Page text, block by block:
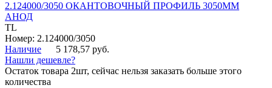
2.124000/3050 ОКАНТОВОЧНЫЙ ПРОФИЛЬ 3050ММ
АНОД
TL
Номер: 2.124000/3050
Наличие
5 178,57 руб.
Нашли дешевле?
Остаток товара 2шт, сейчас нельзя заказать больше этого
количества